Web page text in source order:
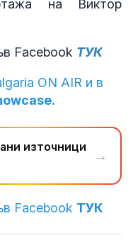
на Виктор
Facebook ТУК
ON AIR и в
източници
→
Facebook ТУК